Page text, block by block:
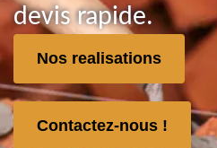
devis rapide.
Nos realisations
Contactez-nous !